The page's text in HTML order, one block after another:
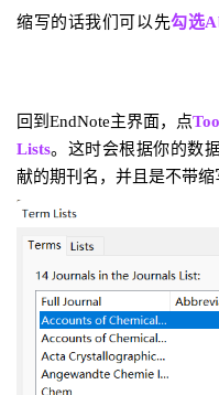
缩写的话我们可以先勾选
回到EndNote主界面，点
Lists。这时会根据你的数
献的期刊名，并且是不带缩